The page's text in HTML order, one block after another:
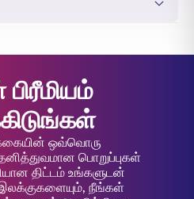
ஒவ்வொரு
பொறுப்புகள்
திட்டம் உங்களுடன்
நீங்கள்